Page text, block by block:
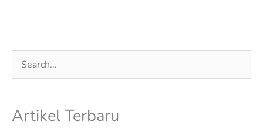
Cari
untuk:
Artikel Terbaru